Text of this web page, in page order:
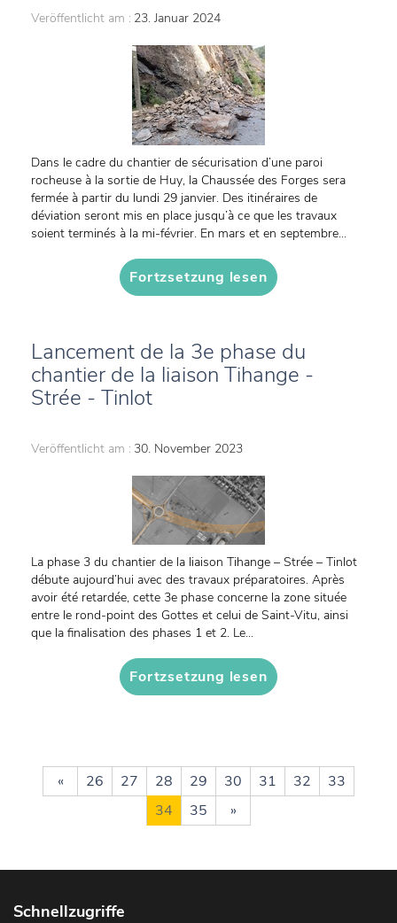
Veröffentlicht am : 23. Januar 2024
Dans le cadre du chantier de sécurisation d’une paroi
rocheuse à la sortie de Huy, la Chaussée des Forges sera
fermée à partir du lundi 29 janvier. Des itinéraires de
déviation seront mis en place jusqu’à ce que les travaux
soient terminés à la mi-février. En mars et en septembre...
Fortzsetzung lesen
Lancement de la 3e phase du
chantier de la liaison Tihange -
Strée - Tinlot
Veröffentlicht am : 30. November 2023
La phase 3 du chantier de la liaison Tihange – Strée – Tinlot
débute aujourd’hui avec des travaux préparatoires. Après
avoir été retardée, cette 3e phase concerne la zone située
entre le rond-point des Gottes et celui de Saint-Vitu, ainsi
que la finalisation des phases 1 et 2. Le...
Fortzsetzung lesen
« 26 27 28 29 30 31 32
33
34
35 »
Schnellzugriffe